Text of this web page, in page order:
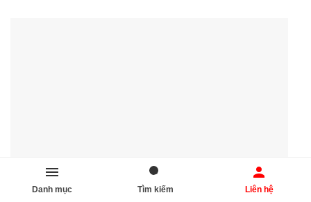
Danh mục Tìm kiếm Liên hệ